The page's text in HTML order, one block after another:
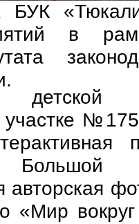
БУК
в
участке
Большой
авторская
«Мир